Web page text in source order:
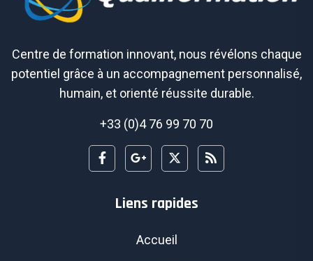
Centre de formation innovant, nous révélons chaque
potentiel grâce à un accompagnement personnalisé,
humain, et orienté réussite durable.
+33 (0)4 76 99 70 70
Liens rapides
Accueil